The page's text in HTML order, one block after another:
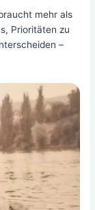
mehr als
Prio­ri­tä­ten zu
–